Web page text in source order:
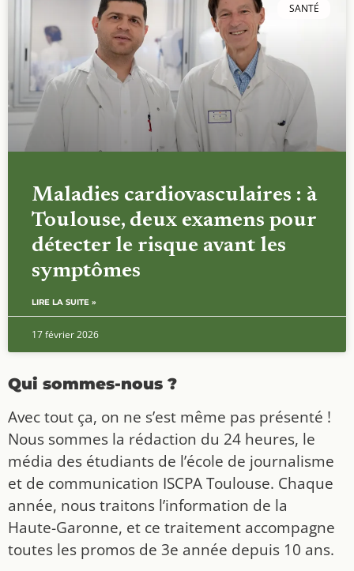
SANTÉ
Maladies cardiovasculaires : à
Toulouse, deux examens pour
détecter le risque avant les
symptômes
LIRE LA SUITE »
17 février 2026
Qui sommes-nous ?
Avec tout ça, on ne s’est même pas présenté !
Nous sommes la rédaction du 24 heures, le
média des étudiants de l’école de journalisme
et de communication ISCPA Toulouse. Chaque
année, nous traitons l’information de la
Haute-Garonne, et ce traitement accompagne
toutes les promos de 3e année depuis 10 ans.